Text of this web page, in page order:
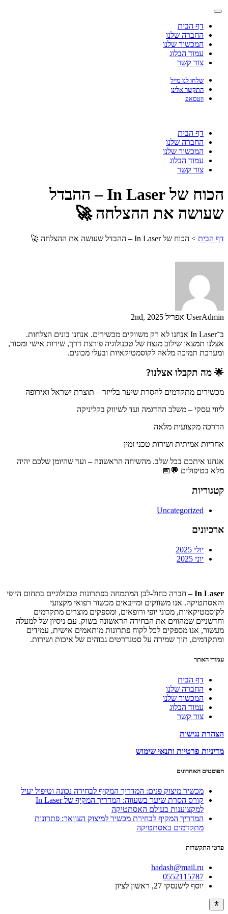
דף הבית
החברה שלנו
המכשור שלנו
עמוד הבלוג
צור קשר
שלחו לנו מייל
התקשר אלינו
ווטסאפ
דף הבית
החברה שלנו
המכשור שלנו
עמוד הבלוג
צור קשר
הכוח של In Laser – ההבדל
שעושה את ההצלחה 🚀
דף הבית > הכוח של In Laser – ההבדל שעושה את ההצלחה 🚀
UserAdmin אפריל 2nd, 2025
ב־In Laser אנחנו לא רק משווקים מכשירים. אנחנו בונים הצלחות.
אצלנו תמצאו שילוב מנצח של טכנולוגיה פורצת דרך, שירות אישי ומסור,
ומערכת תמיכה מלאה לקוסמטיקאיות ובעלי מכונים.
🌟 מה תקבלו אצלנו?
מכשירים מתקדמים להסרת שיער בלייזר – תוצרת ישראל ואירופה
ליווי עסקי – משלב ההדגמה ועד לשיווק בקליניקה
הדרכה מקצועית מלאה
אחריות אמיתית ושירות טכני זמין
אנחנו איתכם בכל שלב. מהשיחה הראשונה – ועד שהיומן שלכם יהיה
מלא בטיפולים 💬📅
קטגוריות
Uncategorized
ארכיונים
יולי 2025
יוני 2025
In Laser – חברה כחול-לבן המתמחה בפתרונות טכנולוגיים בתחום היופי
והאסתטיקה. אנו משווקים ומייבאים מכשור רפואי מקצועי
לקוסמטיקאיות, מכוני יופי ורופאים, ומספקים מוצרים מתקדמים
וחדשניים שמהווים את הבחירה הראשונה בשוק. עם ניסיון של למעלה
מעשור, אנו מספקים לכל לקוח פתרונות מותאמים אישית, עמידים
ומתקדמים, תוך שמירה על סטנדרטים גבוהים של איכות ושירות.
עמודי האתר
דף הבית
החברה שלנו
המכשור שלנו
עמוד הבלוג
צור קשר
הצהרת נגישות
מדיניות פרטיות ותנאי שימוש
הפוסטים האחרונים
מכשיר מיצוק פנים: המדריך המקיף לבחירה נכונה וטיפול יעיל
קורס הסרת שיער בשעווה: המדריך המקיף של In Laser
למקצוענות בעולם האסתטיקה
המדריך המקיף לבחירת מכשיר למיצוק הצוואר: פתרונות
מתקדמים באסתטיקה
פרטי התקשרות
hadash@mail.ru
0552115787
יוסף לישנסקי 27, ראשון לציון